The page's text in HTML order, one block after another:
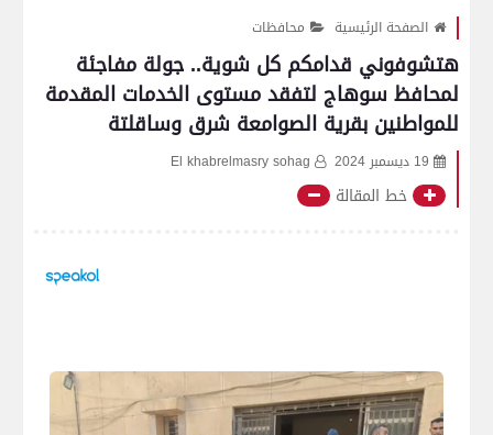
الصفحة الرئيسية محافظات
هتشوفوني قدامكم كل شوية.. جولة مفاجئة
لمحافظ سوهاج لتفقد مستوى الخدمات المقدمة
للمواطنين بقرية الصوامعة شرق وساقلتة
19 ديسمبر 2024 El khabrelmasry sohag
خط المقالة